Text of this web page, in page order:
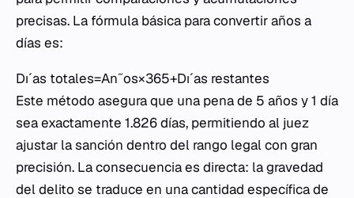
precisas. La fórmula básica para convertir años a
días es:
Dıˊas totales=An˜os×365+Dıˊas restantes
Este método asegura que una pena de 5 años y 1 día
sea exactamente 1.826 días, permitiendo al juez
ajustar la sanción dentro del rango legal con gran
precisión. La consecuencia es directa: la gravedad
del delito se traduce en una cantidad específica de